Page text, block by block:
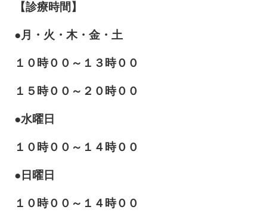
【診療時間】
●月・火・木・金・土
１０時００～１３時００
１５時００～２０時００
●水曜日
１０時００～１４時００
●日曜日
１０時００～１４時００